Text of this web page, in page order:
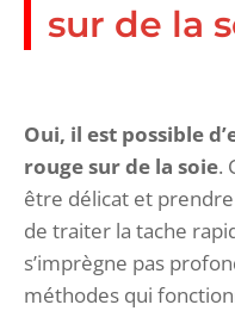
sur de la
Oui, il est possible
rouge sur de la soie.
être délicat et
de traiter la tache
s’imprègne pas
méthodes qui